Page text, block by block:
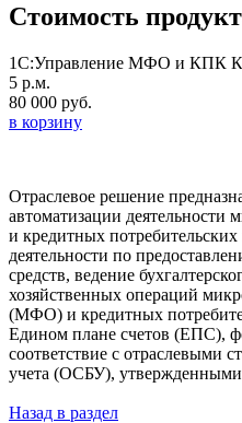
Стоимость
1С:Управление МФО и КПК
5 р.м.
80 000 руб.
в корзину
Отраслевое решение
автоматизации деятельности
и кредитных
деятельности по
средств, ведение
хозяйственных операций
(МФО) и кредитных
Едином плане счетов (ЕПС),
соответствие с отраслевыми
учета (ОСБУ),
Назад в раздел